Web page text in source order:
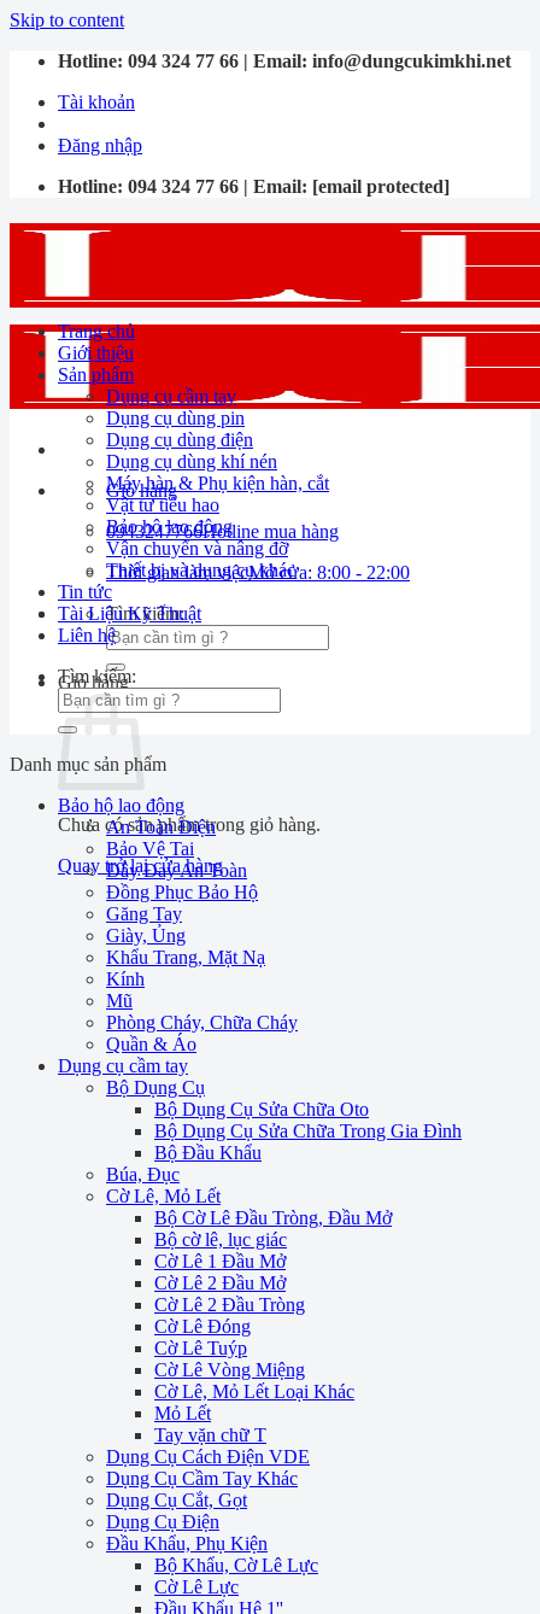
Skip to content
Hotline: 094 324 77 66 | Email: info@dungcukimkhi.net
Tài khoản
Đăng nhập
Hotline: 094 324 77 66 | Email: [email protected]
Giỏ hàng
0943247766Hotline mua hàng
Thời gian làm việcMở cửa: 8:00 - 22:00
Tìm kiếm:
Giỏ hàng
Chưa có sản phẩm trong giỏ hàng.
Quay trở lại cửa hàng
Trang chủ
Giới thiệu
Sản phẩm
Dụng cụ cầm tay
Dụng cụ dùng pin
Dụng cụ dùng điện
Dụng cụ dùng khí nén
Máy hàn & Phụ kiện hàn, cắt
Vật tư tiêu hao
Bảo hộ lao động
Vận chuyển và nâng đỡ
Thiết bị và dụng cụ khác
Tin tức
Tài Liệu Kỹ Thuật
Liên hệ
Tìm kiếm:
Danh mục sản phẩm
Bảo hộ lao động
An Toàn Điện
Bảo Vệ Tai
Dây Đay An Toàn
Đồng Phục Bảo Hộ
Găng Tay
Giày, Ủng
Khẩu Trang, Mặt Nạ
Kính
Mũ
Phòng Cháy, Chữa Cháy
Quần & Áo
Dụng cụ cầm tay
Bộ Dụng Cụ
Bộ Dụng Cụ Sửa Chữa Oto
Bộ Dụng Cụ Sửa Chữa Trong Gia Đình
Bộ Đầu Khẩu
Búa, Đục
Cờ Lê, Mỏ Lết
Bộ Cờ Lê Đầu Tròng, Đầu Mở
Bộ cờ lê, lục giác
Cờ Lê 1 Đầu Mở
Cờ Lê 2 Đầu Mở
Cờ Lê 2 Đầu Tròng
Cờ Lê Đóng
Cờ Lê Tuýp
Cờ Lê Vòng Miệng
Cờ Lê, Mỏ Lết Loại Khác
Mỏ Lết
Tay vặn chữ T
Dụng Cụ Cách Điện VDE
Dụng Cụ Cầm Tay Khác
Dụng Cụ Cắt, Gọt
Dụng Cụ Điện
Đầu Khẩu, Phụ Kiện
Bộ Khẩu, Cờ Lê Lực
Cờ Lê Lực
Đầu Khẩu Hệ 1''